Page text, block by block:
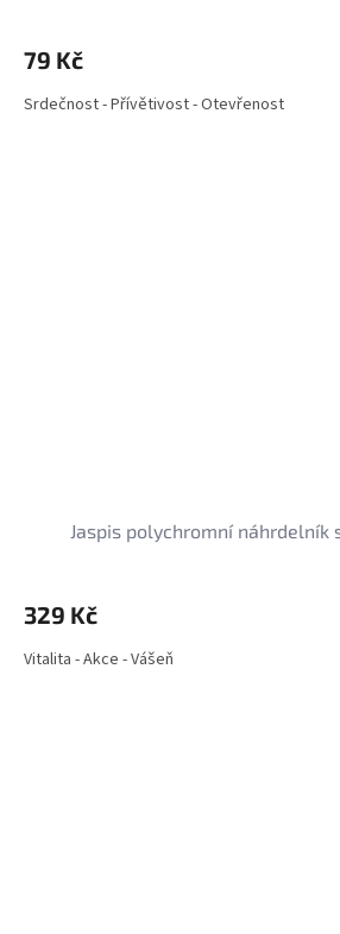
79 Kč
Srdečnost - Přívětivost - Otevřenost
Jaspis polychromní náhrdelník
329 Kč
Vitalita - Akce - Vášeň